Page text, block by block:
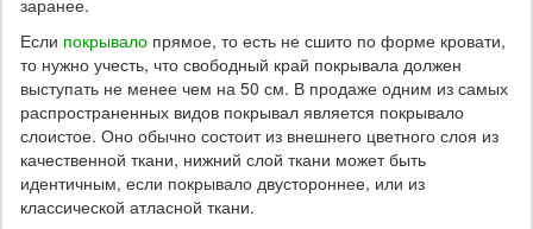
заранее.
Если покрывало прямое, то есть не сшито по форме кровати,
то нужно учесть, что свободный край покрывала должен
выступать не менее чем на 50 см. В продаже одним из самых
распространенных видов покрывал является покрывало
слоистое. Оно обычно состоит из внешнего цветного слоя из
качественной ткани, нижний слой ткани может быть
идентичным, если покрывало двустороннее, или из
классической атласной ткани.